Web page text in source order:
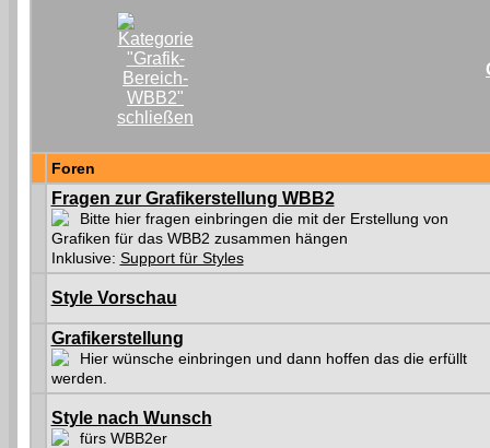
Foren
Fragen zur Grafikerstellung WBB2
Bitte hier fragen einbringen die mit der Erstellung von
Grafiken für das WBB2 zusammen hängen
Inklusive: Support für Styles
Style Vorschau
Grafikerstellung
Hier wünsche einbringen und dann hoffen das die erfüllt
werden.
Style nach Wunsch
fürs WBB2er